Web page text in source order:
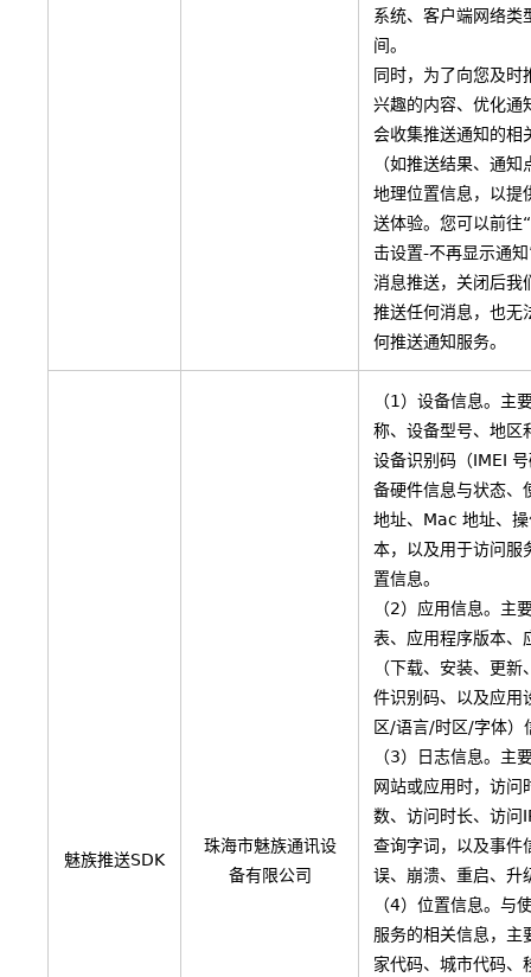
系统、客户端网络类
间。
同时，为了向您及时
兴趣的内容、优化通
会收集推送通知的相
（如推送结果、通
地理位置信息，以提
送体验。您可以前往
击设置-不再显示通
消息推送，关闭后我
推送任何消息，也无
何推送通知服务。
魅族推送SDK
珠海市魅族通讯设
备有限公司
（1）设备信息。主
称、设备型号、地区
设备识别码（IMEI
备硬件信息与状态、
地址、Mac 地址、
本，以及用于访问服
置信息。
（2）应用信息。主
表、应用程序版本、
（下载、安装、更
件识别码、以及应用
区/语言/时区/字体）
（3）日志信息。主
网站或应用时，访问
数、访问时长、访问
查询字词，以及事件
误、崩溃、重启、升
（4）位置信息。与
服务的相关信息，主
家代码、城市代码、